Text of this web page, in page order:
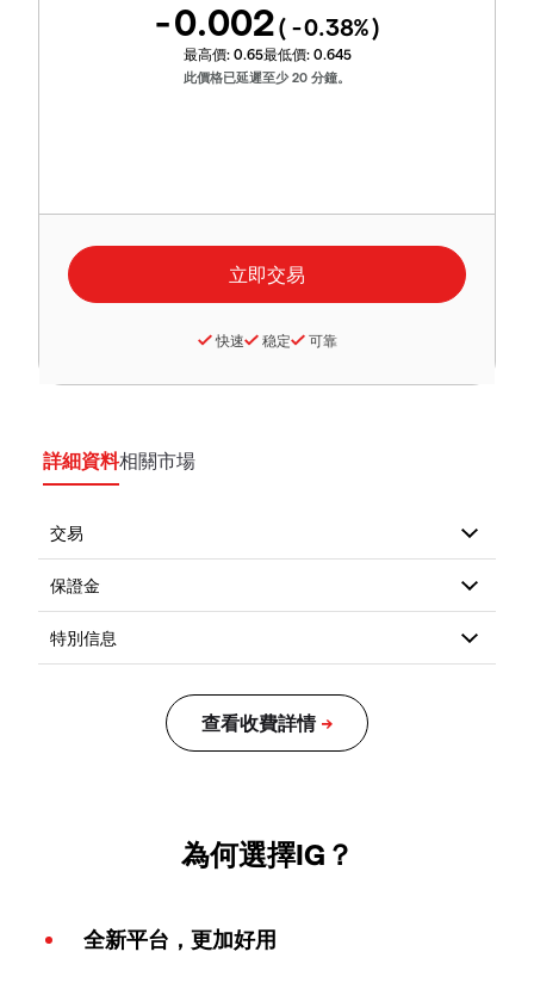
-0.002( -0.38%)
最高價: 0.65最低價: 0.645
此價格已延遲至少 20 分鐘。
快速 稳定 可靠
詳細資料相關市場
為何選擇IG？
全新平台，更加好用